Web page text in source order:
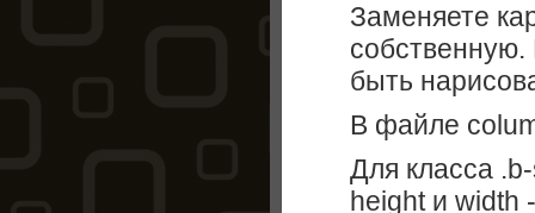
Заменяете
быть
В файле
Для класса
height и width